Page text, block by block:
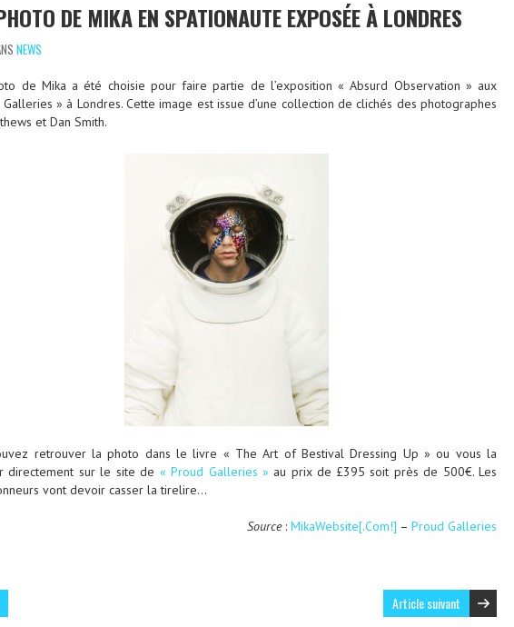
DE MIKA EN SPATIONAUTE EXPOSÉE À LONDRES
NEWS
de Mika a été choisie pour faire partie de l’exposition « Absurd Observation » aux
» à Londres. Cette image est issue d’une collection de clichés des photographes
et Dan Smith.
retrouver la photo dans le livre « The Art of Bestival Dressing Up » ou vous la
directement sur le site de « Proud Galleries » au prix de £395 soit près de 500€. Les
vont devoir casser la tirelire…
Source: MikaWebsite[.Com!] – Proud Galleries
Article suivant